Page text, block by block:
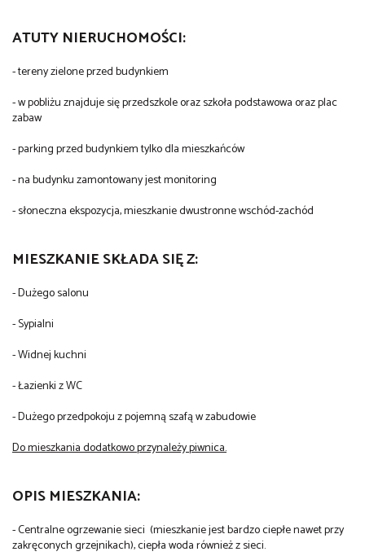
ATUTY NIERUCHOMOŚCI:
-tereny zielone przedbudynkiem
- w pobliżu znajduje się przedszkole oraz szkoła podstawowa oraz plac
zabaw
- parking przed budynkiem tylko dla mieszkańców
- na budynku zamontowany jest monitoring
- słoneczna ekspozycja, mieszkanie dwustronne wschód-zachód
MIESZKANIE SKŁADA SIĘ Z:
- Dużego salonu
- Sypialni
- Widnej kuchni
- Łazienki z WC
- Dużego przedpokoju z pojemną szafą w zabudowie
Do mieszkania dodatkowo przynależy piwnica.
OPIS MIESZKANIA:
- Centralne ogrzewanie sieci (mieszkanie jest bardzo ciepłe nawet przy
zakręconych grzejnikach), ciepła woda również z sieci.